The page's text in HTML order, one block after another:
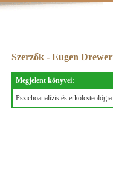
Szerzők - Eugen
Megjelent könyvei:
Pszichoanalízis és